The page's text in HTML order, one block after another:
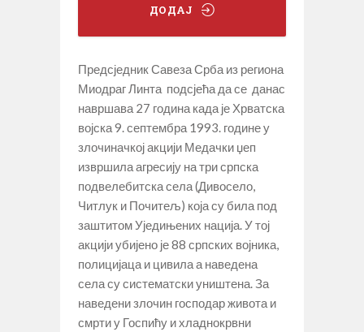
ДОДАЈ
Предсједник Савеза Срба из региона
Миодраг Линта подсјећа да се данас
навршава 27 година када је Хрватска
војска 9. септембра 1993. године у
злочиначкој акцији Медачки џеп
извршила агресију на три српска
подвелебитска села (Дивосело,
Читлук и Почитељ) која су била под
заштитом Уједињених нација. У тој
акцији убијено је 88 српских војника,
полицијаца и цивила а наведена
села су систематски уништена. За
наведени злочин господар живота и
смрти у Госпићу и хладнокрвни